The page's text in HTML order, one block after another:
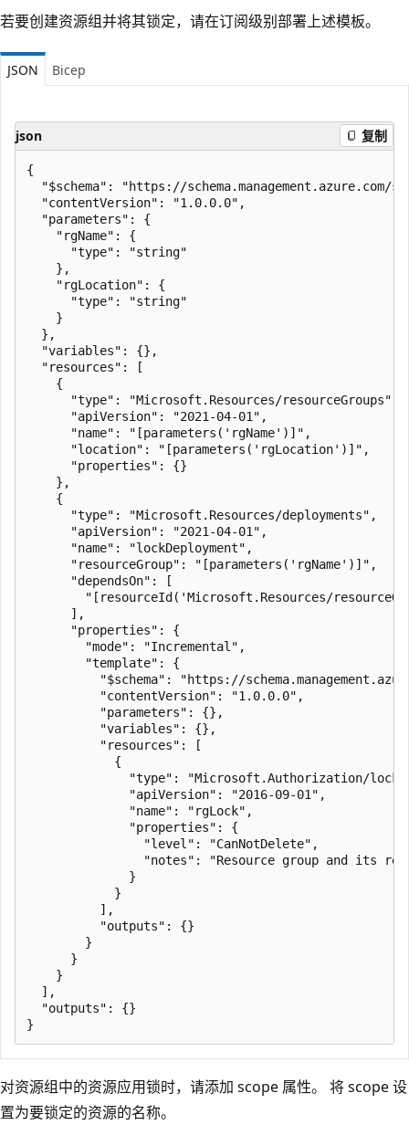
若要创建资源组并将其锁定，请在订阅级别部署上述模板。
JSON Bicep
json 复制
{
"$schema": "https://schema.management.azure.com/
  "contentVersion": "1.0.0.0",
  "parameters": {
    "rgName": {
      "type": "string"
    },
    "rgLocation": {
      "type": "string"
    }
  },
  "variables": {},
  "resources": [
    {
      "type": "Microsoft.Resources/resourceGroups",
      "apiVersion": "2021-04-01",
      "name": "[parameters('rgName')]",
      "location": "[parameters('rgLocation')]",
      "properties": {}
    },
    {
      "type": "Microsoft.Resources/deployments",
      "apiVersion": "2021-04-01",
      "name": "lockDeployment",
      "resourceGroup": "[parameters('rgName')]",
      "dependsOn": [
"[resourceId('Microsoft.Resources/
      ],
      "properties": {
        "mode": "Incremental",
        "template": {
"$schema": "https://
          "contentVersion": "1.0.0.0",
          "parameters": {},
          "variables": {},
          "resources": [
            {
"type": "Microsoft.Authorization/
              "apiVersion": "2016-09-01",
              "name": "rgLock",
              "properties": {
                "level": "CanNotDelete",
"notes": "Resource group and its
              }
            }
          ],
          "outputs": {}
        }
      }
    }
  ],
  "outputs": {}
对资源组中的资源应用锁时，请添加 scope 属性。 将 scope 设
置为要锁定的资源的名称。